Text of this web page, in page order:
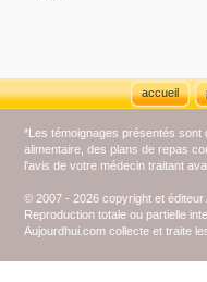
accueil
*Les témoignages présentés sont
alimentaire, des plans de repas
l'avis de votre médecin traitant
© 2007 - 2026 copyright et
Reproduction totale ou partielle
Aujourdhui.com collecte et traite